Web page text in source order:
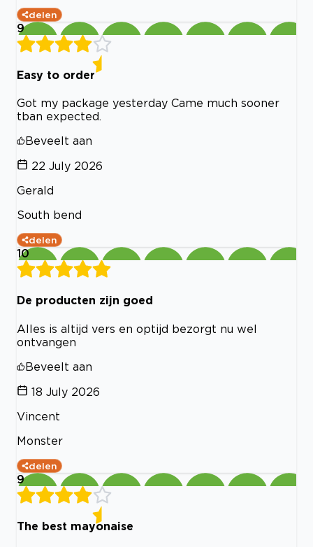
delen
9
Easy to order
Got my package yesterday Came much sooner
tban expected.
Beveelt aan
22 July 2026
Gerald
South bend
delen
10
De producten zijn goed
Alles is altijd vers en optijd bezorgt nu wel
ontvangen
Beveelt aan
18 July 2026
Vincent
Monster
delen
9
The best mayonaise